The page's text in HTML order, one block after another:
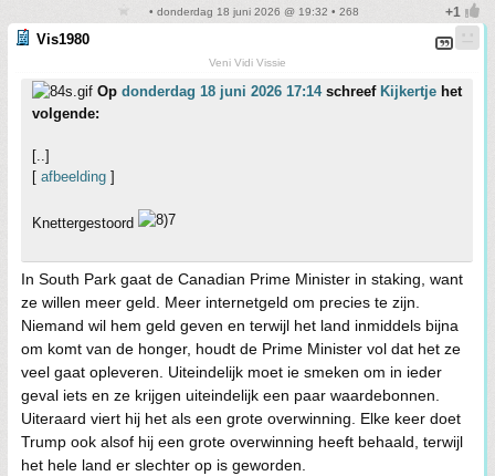
• donderdag 18 juni 2026 @ 19:32 • 268
Vis1980
Veni Vidi Vissie
Op donderdag 18 juni 2026 17:14schreef Kijkertje het
volgende:
[..]
[ afbeelding ]
Knettergestoord
In South Park gaat de Canadian Prime Minister in staking, want
ze willen meer geld. Meer internetgeld om precies te zijn.
Niemand wil hem geld geven en terwijl het land inmiddels bijna
om komt van de honger, houdt de Prime Minister vol dat het ze
veel gaat opleveren. Uiteindelijk moet ie smeken om in ieder
geval iets en ze krijgen uiteindelijk een paar waardebonnen.
Uiteraard viert hij het als een grote overwinning. Elke keer doet
Trump ook alsof hij een grote overwinning heeft behaald, terwijl
het hele land er slechter op is geworden.